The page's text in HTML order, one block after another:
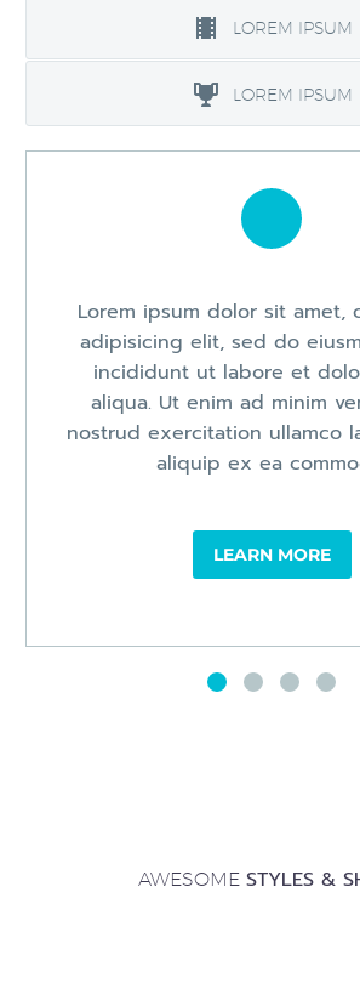
LOREM IPSUM
LOREM IPSUM
Lorem ipsum dolor sit amet,
adipisicing elit, sed do
incididunt ut labore et
aliqua. Ut enim ad minim
nostrud exercitation ullamco
aliquip ex ea
LEARN MORE
AWESOME STYLES &